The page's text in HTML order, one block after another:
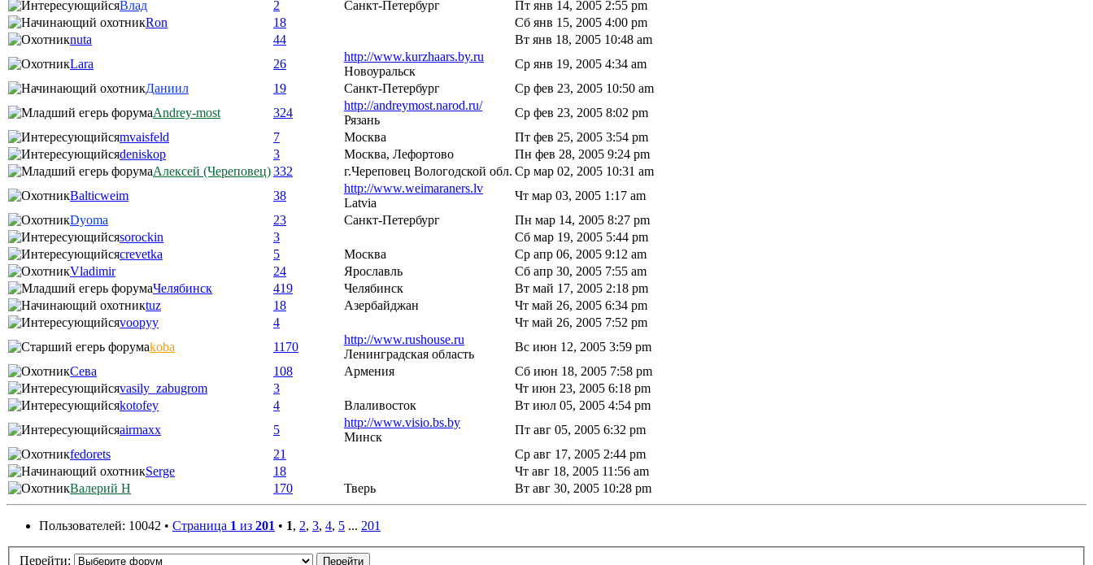
Влад
2 Санкт-Петербург
Пт янв 14, 2005 2:55 pm
Ron
18
Сб янв 15, 2005 4:00 pm
nuta
44
Вт янв 18, 2005 10:48 am
Lara
26
http://www.kurzhaars.by.ru
Новоуральск
Ср янв 19, 2005 4:34 am
Даниил
19 Санкт-Петербург
Ср фев 23, 2005 10:50 am
Andrey-most
324
http://andreymost.narod.ru/
Рязань
Ср фев 23, 2005 8:02 pm
mvaisfeld
7 Москва
Пт фев 25, 2005 3:54 pm
deniskop
3 Москва, Лефортово
Пн фев 28, 2005 9:24 pm
Алексей (Череповец)332 г.Череповец Вологодской обл. Ср мар 02, 2005 10:31 am
Balticweim
38
http://www.weimaraners.lv
Latvia
Чт мар 03, 2005 1:17 am
Dyoma
23 Санкт-Петербург
Пн мар 14, 2005 8:27 pm
sorockin
3
Сб мар 19, 2005 5:44 pm
crevetka
5 Москва
Ср апр 06, 2005 9:12 am
Vladimir
24 Ярославль
Сб апр 30, 2005 7:55 am
Челябинск
419 Челябинск
Вт май 17, 2005 2:18 pm
tuz
18 Азербайджан
Чт май 26, 2005 6:34 pm
voopyy
4
Чт май 26, 2005 7:52 pm
koba
1170
http://www.rushouse.ru
Ленинградская область
Вс июн 12, 2005 3:59 pm
Сева
108 Армения
Сб июн 18, 2005 7:58 pm
vasily_zabugrom
3
Чт июн 23, 2005 6:18 pm
kotofey
4 Влаливосток
Вт июл 05, 2005 4:54 pm
airmaxx
5
http://www.visio.bs.by
Минск
Пт авг 05, 2005 6:32 pm
fedorets
21
Ср авг 17, 2005 2:44 pm
Serge
18
Чт авг 18, 2005 11:56 am
Валерий Н
170 Тверь Вт авг 30, 2005 10:28 pm
Пользователей: 10042 • Страница 1 из 201 • 1, 2, 3, 4, 5 ... 201
Перейти: